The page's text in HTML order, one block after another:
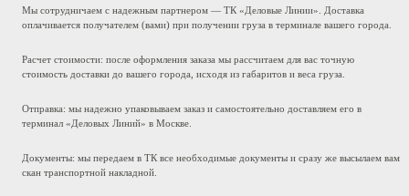
Мы сотрудничаем с надежным партнером — ТК «Деловые Линии». Доставка
оплачивается получателем (вами) при получении груза в терминале вашего города.
Расчет стоимости: после оформления заказа мы рассчитаем для вас точную
стоимость доставки до вашего города, исходя из габаритов и веса груза.
Отправка: мы надежно упаковываем заказ и самостоятельно доставляем его в
терминал «Деловых Линий» в Москве.
Документы: мы передаем в ТК все необходимые документы и сразу же высылаем вам
скан транспортной накладной.